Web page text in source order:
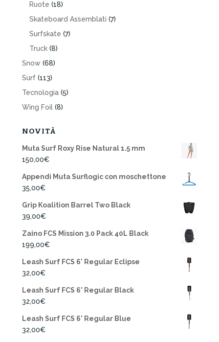
Ruote (18)
Skateboard Assemblati (7)
Surfskate (7)
Truck (8)
Snow (68)
Surf (113)
Tecnologia (5)
Wing Foil (8)
NOVITÀ
Muta Surf Roxy Rise Natural 1.5 mm
150,00€
Appendi Muta Surflogic con moschettone
35,00€
Grip Koalition Barrel Two Black
39,00€
Zaino FCS Mission 3.0 Pack 40L Black
199,00€
Leash Surf FCS 6' Regular Eclipse
32,00€
Leash Surf FCS 6' Regular Black
32,00€
Leash Surf FCS 6' Regular Blue
32,00€